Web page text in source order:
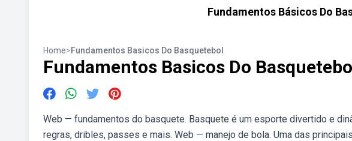
Fundamentos Básicos Do
Home>Fundamentos Basicos Do Basquetebol
Fundamentos Basicos Do
Web — fundamentos do basquete. Basquete é um esporte divertido e
regras, dribles, passes e mais. Web — manejo de bola. Uma das